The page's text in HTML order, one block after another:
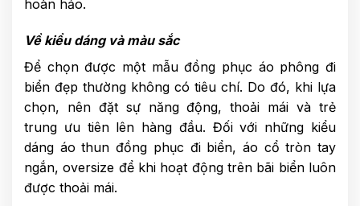
hoàn hảo.
Về kiểu dáng và màu sắc
Để chọn được một mẫu đồng phục áo phông đi
biển đẹp thường không có tiêu chí. Do đó, khi lựa
chọn, nên đặt sự năng động, thoải mái và trẻ
trung ưu tiên lên hàng đầu. Đối với những kiểu
dáng áo thun đồng phục đi biển, áo cổ tròn tay
ngắn, oversize để khi hoạt động trên bãi biển luôn
được thoải mái.